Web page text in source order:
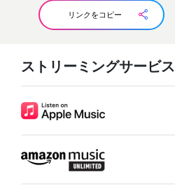
リンクをコピー
ストリーミングサービス